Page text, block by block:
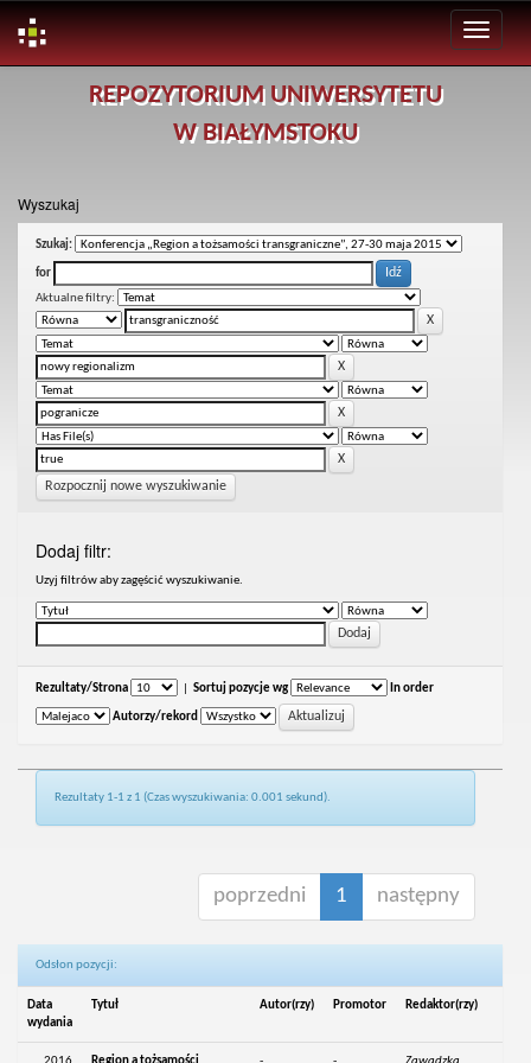
REPOZYTORIUM UNIWERSYTETU
W BIAŁYMSTOKU
Wyszukaj
Szukaj:
for
Aktualne filtry:
Rozpocznij nowe wyszukiwanie
Dodaj filtr:
Uzyj filtrów aby zagęścić wyszukiwanie.
Rezultaty/Strona Sortuj pozycje wg In order
Autorzy/rekord
Rezultaty 1-1 z 1 (Czas wyszukiwania: 0.001 sekund).
poprzedni 1 następny
Odsłon pozycji:
Data
wydania
Tytuł Autor(rzy) Promotor Redaktor(rzy)